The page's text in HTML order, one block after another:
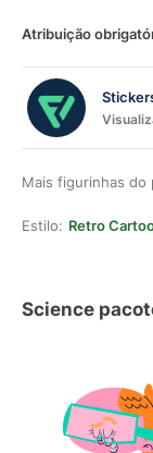
Atribuição
Mais figurinhas do
Estilo: Retro
Science